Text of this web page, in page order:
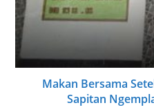
Makan Bersama
Sapitan